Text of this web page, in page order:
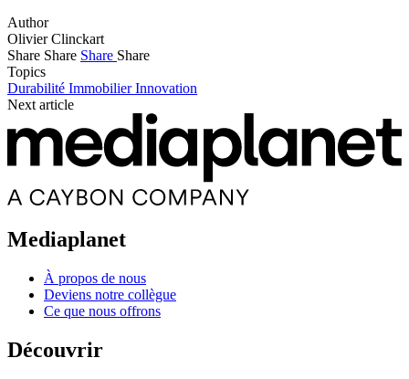
Author
Olivier Clinckart
Share Share Share Share
Topics
Durabilité ImmobilierInnovation
Next article
Mediaplanet
À propos de nous
Deviens notre collègue
Ce que nous offrons
Découvrir